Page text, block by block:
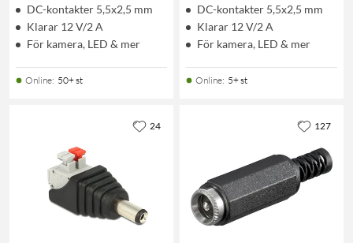
DC-kontakter 5,5x2,5 mm
Klarar 12 V/2 A
För kamera, LED & mer
Online: 50+ st
DC-kontakter 5,5x2,5 mm
Klarar 12 V/2 A
För kamera, LED & mer
Online: 5+ st
24 127